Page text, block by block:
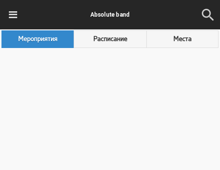
Absolute band
Мероприятия Расписание Места